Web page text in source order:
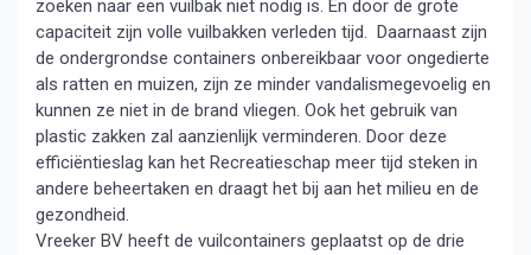
zoeken naar een vuilbak niet nodig is. En door de grote
capaciteit zijn volle vuilbakken verleden tijd. Daarnaast zijn
de ondergrondse containers onbereikbaar voor ongedierte
als ratten en muizen, zijn ze minder vandalismegevoelig en
kunnen ze niet in de brand vliegen. Ook het gebruik van
plastic zakken zal aanzienlijk verminderen. Door deze
efficiëntieslag kan het Recreatieschap meer tijd steken in
andere beheertaken en draagt het bij aan het milieu en de
gezondheid.
Vreeker BV heeft de vuilcontainers geplaatst op de drie